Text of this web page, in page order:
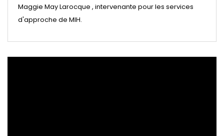
Maggie May Larocque , intervenante pour les services
d'approche de MIH.